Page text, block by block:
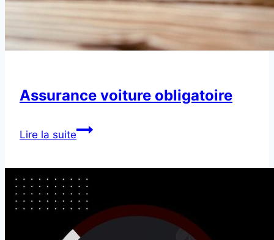
Assurance voiture obligatoire
Lire la suiteAssurance